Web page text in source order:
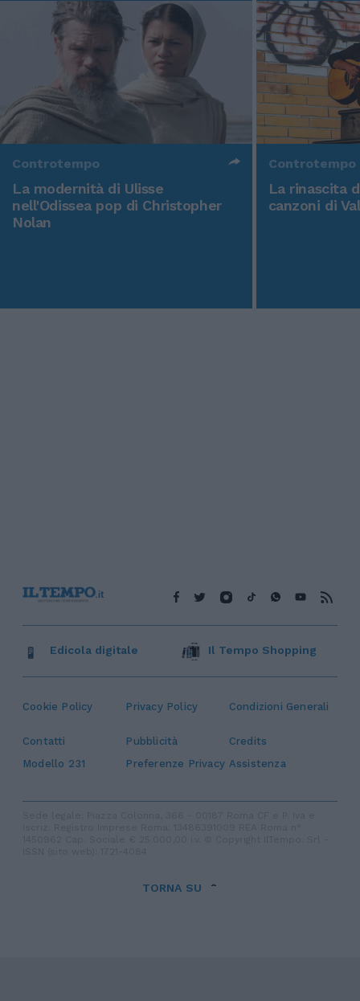
Controtempo
La modernità di Ulisse
nell'Odissea pop di Christopher
Nolan
Controtempo
La rinascita
canzoni di
Cookie Policy Privacy Policy Condizioni Generali
Contatti Pubblicità
Credits
Modello 231
Preferenze Privacy Assistenza
Edicola digitale Il Tempo Shopping
TORNA SU